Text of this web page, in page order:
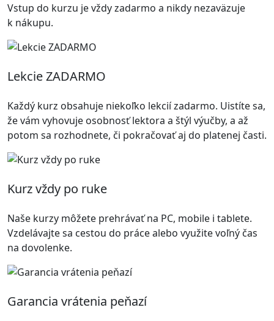
Vstup do kurzu je vždy zadarmo a nikdy nezaväzuje
k nákupu.
Lekcie ZADARMO
Každý kurz obsahuje niekoľko lekcií zadarmo. Uistíte sa,
že vám vyhovuje osobnosť lektora a štýl výučby, a až
potom sa rozhodnete, či pokračovať aj do platenej časti.
Kurz vždy po ruke
Naše kurzy môžete prehrávať na PC, mobile i tablete.
Vzdelávajte sa cestou do práce alebo využite voľný čas
na dovolenke.
Garancia vrátenia peňazí